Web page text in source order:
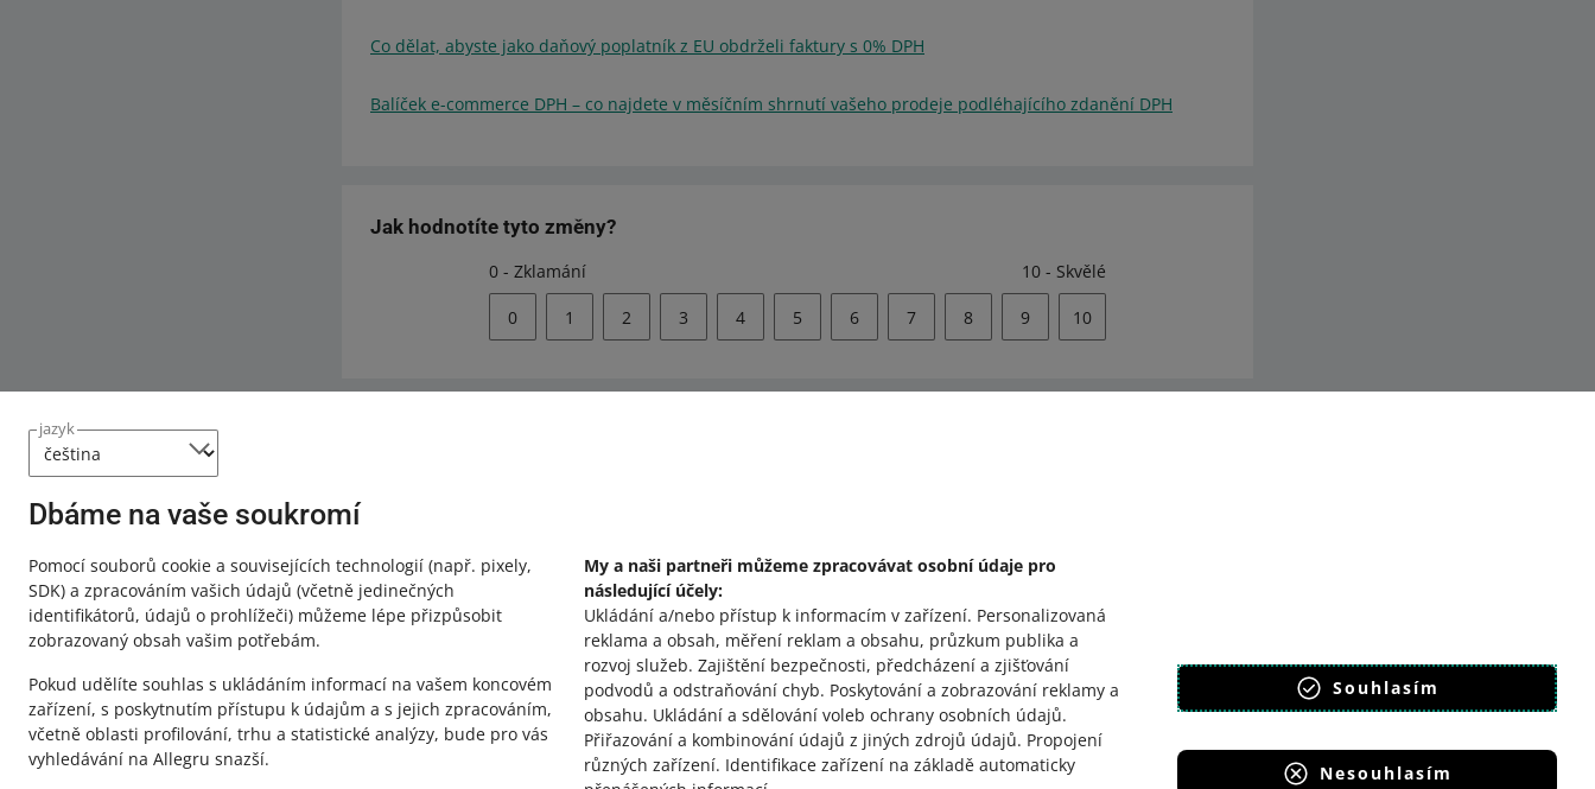
jazyk
Dbáme na vaše soukromí
Pomocí souborů cookie a souvisejících technologií (např. pixely,
SDK) a zpracováním vašich údajů (včetně jedinečných
identifikátorů, údajů o prohlížeči) můžeme lépe přizpůsobit
zobrazovaný obsah vašim potřebám.
Pokud udělíte souhlas s ukládáním informací na vašem koncovém
zařízení, s poskytnutím přístupu k údajům a s jejich zpracováním,
včetně oblasti profilování, trhu a statistické analýzy, bude pro vás
vyhledávání na Allegru snazší.
My a naši partneři můžeme zpracovávat osobní údaje pro
následující účely:
Ukládání a/nebo přístup k informacím v zařízení. Personalizovaná
reklama a obsah, měření reklam a obsahu, průzkum publika a
rozvoj služeb. Zajištění bezpečnosti, předcházení a zjišťování
podvodů a odstraňování chyb. Poskytování a zobrazování reklamy a
obsahu. Ukládání a sdělování voleb ochrany osobních údajů.
Přiřazování a kombinování údajů z jiných zdrojů údajů. Propojení
různých zařízení. Identifikace zařízení na základě automaticky
Souhlasím
Nesouhlasím
Co dělat, abyste jako daňový poplatník z EU obdrželi faktury s 0% DPH
Balíček e-commerce DPH – co najdete v měsíčním shrnutí vašeho prodeje podléhajícího zdanění DPH
Jak hodnotíte tyto změny?
0 - Zklamání 10 - Skvělé
0 1 2 3 4 5 6 7 8 9 10